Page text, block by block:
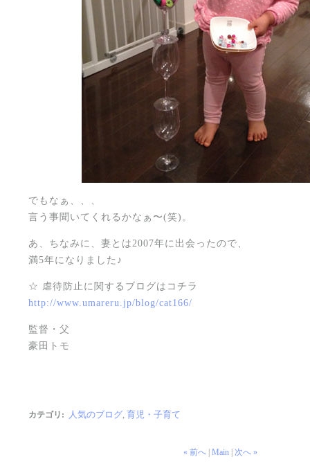
でもなぁ、、、
言う事聞いてくれるかなぁ〜(笑)。
あ、ちなみに、妻とは2007年に出会ったので、
満5年になりました♪
☆ 虐待防止に関するブログはコチラ
http://www.umareru.jp/blog/cat166/
監督・父
豪田トモ
カテゴリ : 人気のブログ, 育児・子育て
« 前へ| Main | 次へ »